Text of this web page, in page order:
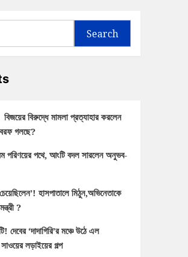
Search
বিরুদ্ধে মামলা প্রত্যাহার করলেন
বরফ গলছে?
পরিণয়ের পথে, আংটি বদল সারলেন অনুভব-
হাসপাতালে মিঠুন,অভিনেতাকে
?
‘দাদাগিরি’র মঞ্চে উঠে এল
লড়াইয়ের গল্প